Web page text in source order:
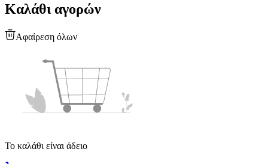
Καλάθι αγορών
Αφαίρεση όλων
Το καλάθι είναι άδειο